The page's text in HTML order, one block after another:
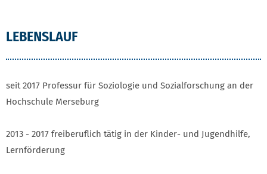
LEBENSLAUF
seit 2017 Professur für Soziologie und Sozialforschung an der
Hochschule Merseburg
2013 - 2017 freiberuflich tätig in der Kinder- und Jugendhilfe,
Lernförderung